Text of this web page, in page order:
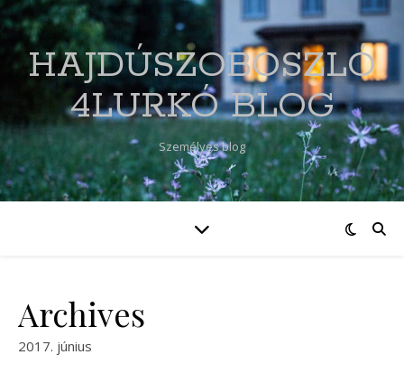
HAJDÚSZOBOSZLÓ
4LURKÓ BLOG
Személyes blog
Archives
2017. június